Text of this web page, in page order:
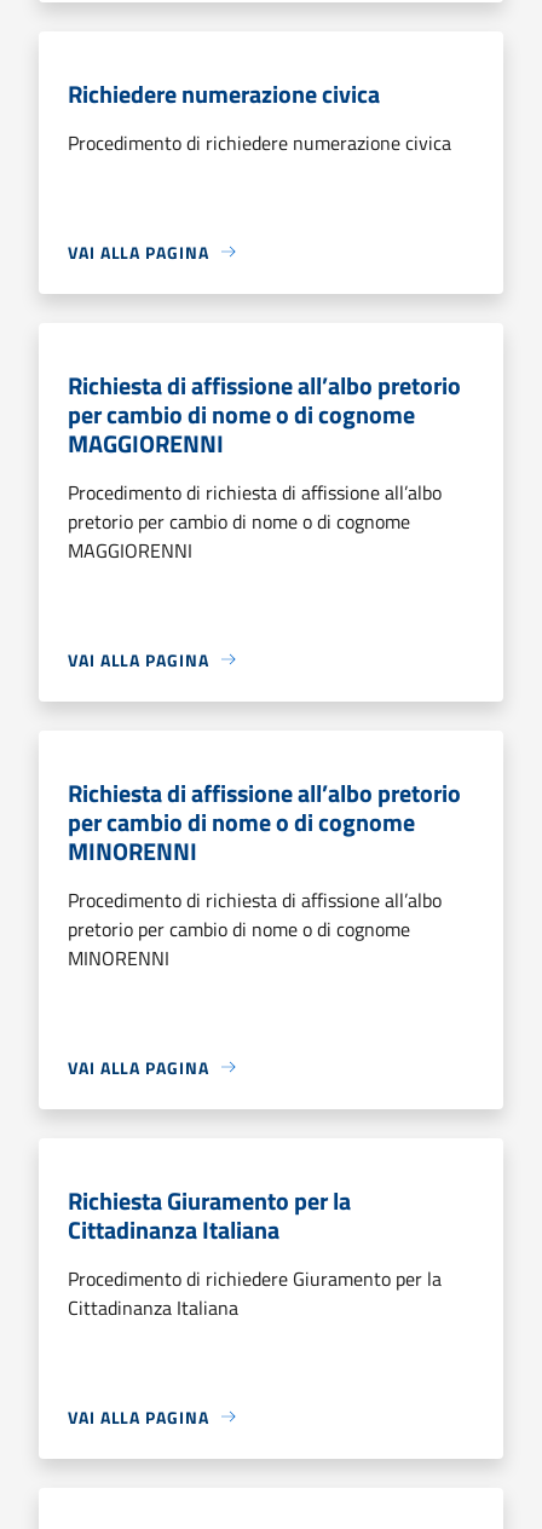
Richiedere numerazione civica
Procedimento di richiedere numerazione civica
VAI ALLA PAGINA
Richiesta di affissione all’albo pretorio
per cambio di nome o di cognome
MAGGIORENNI
Procedimento di richiesta di affissione all’albo
pretorio per cambio di nome o di cognome
MAGGIORENNI
VAI ALLA PAGINA
Richiesta di affissione all’albo pretorio
per cambio di nome o di cognome
MINORENNI
Procedimento di richiesta di affissione all’albo
pretorio per cambio di nome o di cognome
MINORENNI
VAI ALLA PAGINA
Richiesta Giuramento per la
Cittadinanza Italiana
Procedimento di richiedere Giuramento per la
Cittadinanza Italiana
VAI ALLA PAGINA